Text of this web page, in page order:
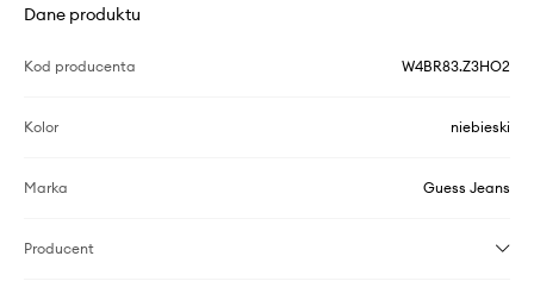
Dane produktu
Kod producenta W4BR83.Z3HO2
Kolor niebieski
Marka Guess Jeans
Producent